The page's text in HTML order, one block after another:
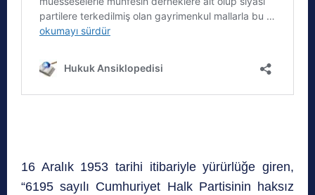
16 Aralık 1953 tarihi itibariyle yürürlüğe giren,
“6195 sayılı Cumhuriyet Halk Partisinin haksız